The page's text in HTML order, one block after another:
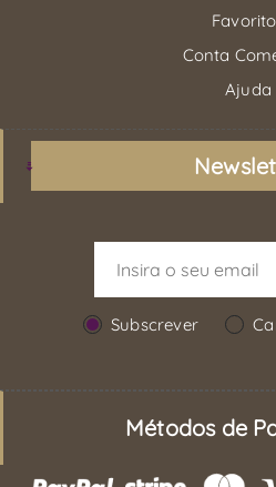
Conta
Ajuda
Subscrever
Métodos de